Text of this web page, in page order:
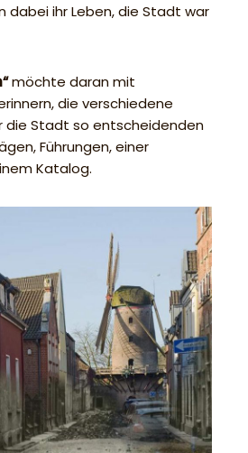
dabei ihr Leben, die Stadt war
möchte daran mit
die verschiedene
die Stadt so entscheidenden
Führungen, einer
Katalog.